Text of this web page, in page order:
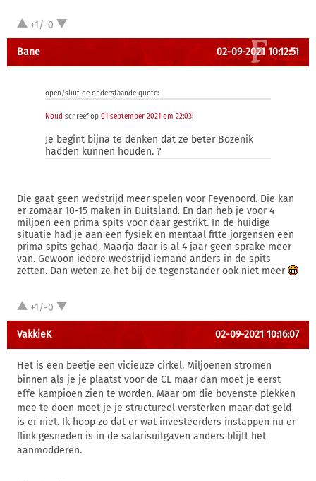
+1/-0
Bane 02-09-2021 10:12:51
open/sluit de onderstaande quote:
Noud schreef op 01 september 2021 om 22:03:
Je begint bijna te denken dat ze beter Bozenik
hadden kunnen houden. ?
Die gaat geen wedstrijd meer spelen voor Feyenoord. Die kan
er zomaar 10-15 maken in Duitsland. En dan heb je voor 4
miljoen een prima spits voor daar gestrikt. In de huidige
situatie had je aan een fysiek en mentaal fitte jorgensen een
prima spits gehad. Maarja daar is al 4 jaar geen sprake meer
van. Gewoon iedere wedstrijd iemand anders in de spits
zetten. Dan weten ze het bij de tegenstander ook niet meer
+1/-0
VakkieK 02-09-2021 10:16:07
Het is een beetje een vicieuze cirkel. Miljoenen stromen
binnen als je je plaatst voor de CL maar dan moet je eerst
effe kampioen zien te worden. Maar om die bovenste plekken
mee te doen moet je je structureel versterken maar dat geld
is er niet. Ik hoop zo dat er wat investeerders instappen nu er
flink gesneden is in de salarisuitgaven anders blijft het
aanmodderen.